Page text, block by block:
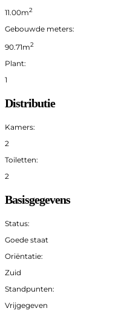
11.00m2
Gebouwde meters:
90.71m2
Plant:
1
Distributie
Kamers:
2
Toiletten:
2
Basisgegevens
Status:
Goede staat
Oriëntatie:
Zuid
Standpunten:
Vrijgegeven